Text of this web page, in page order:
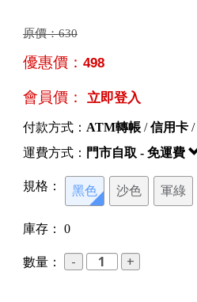
原價：630
優惠價： 498
會員價： 立即登入
付款方式： ATM轉帳/信用卡/
運費方式： 門市自取 - 免運費
規格： 黑色 沙色 軍綠
庫存： 0
數量：